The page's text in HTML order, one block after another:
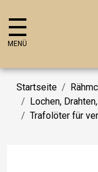
MENÜ
Startseite
Lochen,
Trafolöter für